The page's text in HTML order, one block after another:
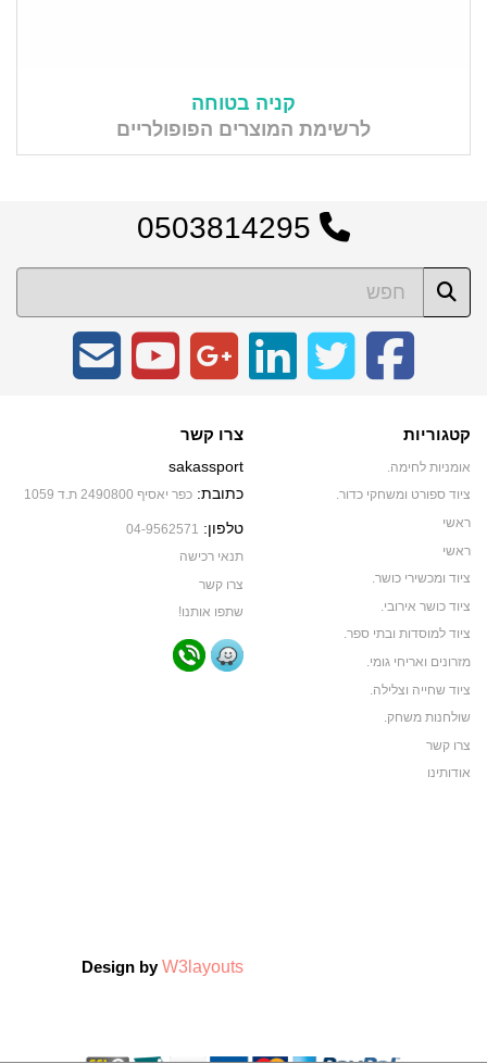
קניה בטוחה
לרשימת המוצרים הפופולריים
קטגוריות
אומניות לחימה.
ציוד ספורט ומשחקי כדור.
ראשי
ראשי
ציוד ומכשירי כושר.
ציוד כושר אירובי.
ציוד למוסדות ובתי ספר.
מזרונים ואריחי גומי.
ציוד שחייה וצלילה.
שולחנות משחק.
צרו קשר
אודותינו
צרו קשר
sakassport
כתובת: כפר יאסיף 2490800 ת.ד 1059
טלפון: 04-9562571
תנאי רכישה
צרו קשר
שתפו אותנו!
Design byW3layouts